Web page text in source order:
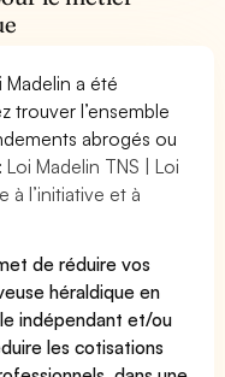
a été
trouver l’ensemble
abrogés ou
Loi Madelin TNS | Loi
à l’initiative et à
de réduire vos
héraldique en
indépendant et/ou
les cotisations